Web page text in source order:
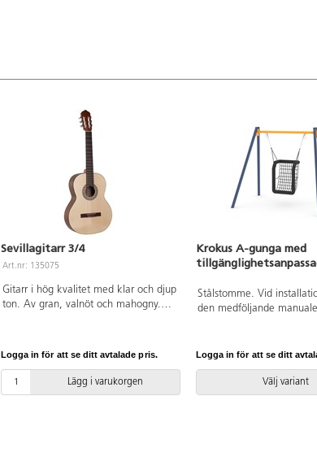
Sevillagitarr 3/4
Art.nr: 135075
Gitarr i hög kvalitet med klar och djup
ton. Av gran, valnöt och mahogny.
Logga in för att se ditt avtalade pris.
Lägg i varukorgen
Krokus A-gunga med
Stålstomme. Vid
den medföljande
Leverantörens
R12 Inkluderar
Logga in för att se ditt
Välj variant